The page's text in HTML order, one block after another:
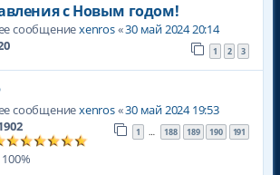
с Новым годом!
сообщениеxenros«30 май 2024 20:14
1 2 3
сообщениеxenros«30 май 2024 19:53
1 … 188 189 190 191